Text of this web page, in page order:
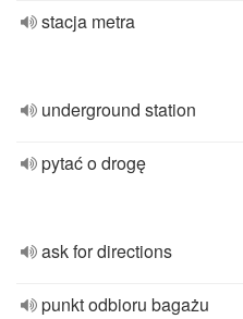
stacja metra
underground station
pytać o drogę
ask for directions
punkt odbioru bagażu